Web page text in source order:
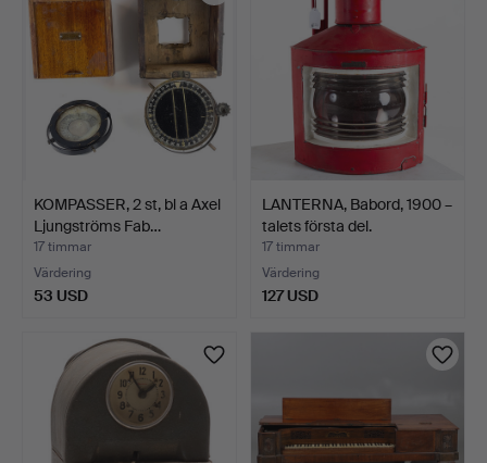
KOMPASSER, 2 st, bl a Axel
Ljungströms Fab…
17 timmar
Värdering
53 USD
LANTERNA, Babord, 1900 –
talets första del.
17 timmar
Värdering
127 USD